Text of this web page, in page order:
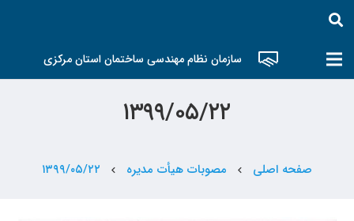
سازمان نظام مهندسی ساختمان استان مرکزی
۱۳۹۹/۰۵/۲۲
صفحه اصلی chevron_left مصوبات هیأت مدیره chevron_left ۱۳۹۹/۰۵/۲۲